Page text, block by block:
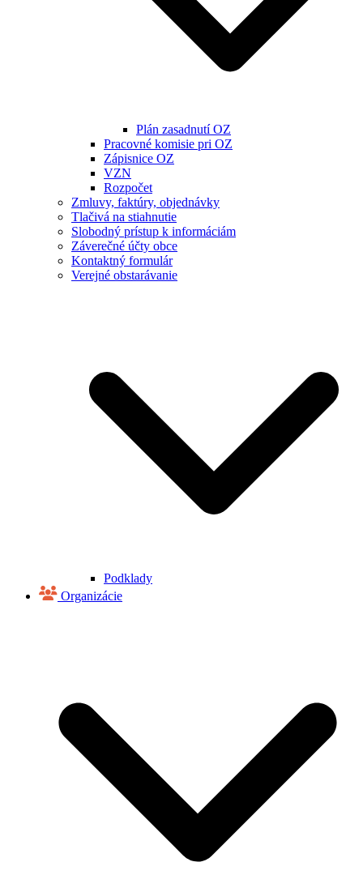
Plán zasadnutí OZ
Pracovné komisie pri OZ
Zápisnice OZ
VZN
Rozpočet
Zmluvy, faktúry, objednávky
Tlačivá na stiahnutie
Slobodný prístup k informáciám
Záverečné účty obce
Kontaktný formulár
Verejné obstarávanie
Podklady
Organizácie